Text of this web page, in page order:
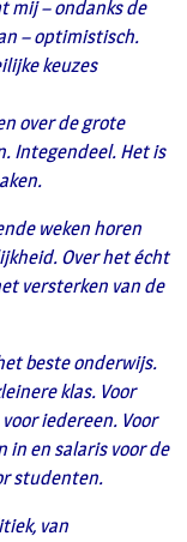
mij – ondanks de
– optimistisch.
keuzes
over de grote
Integendeel. Het is
weken horen
Over het écht
versterken van de
beste onderwijs.
klas. Voor
iedereen. Voor
in en salaris voor de
studenten.
van